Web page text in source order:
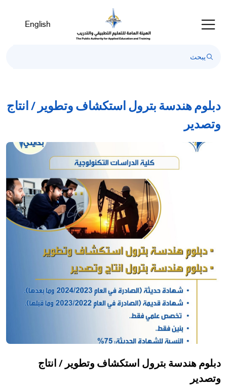
English
دبلوم هندسة بترول استكشاف وتطوير / انتاج
وتصدير
دبلوم هندسة بترول استكشاف وتطوير / انتاج
وتصدير